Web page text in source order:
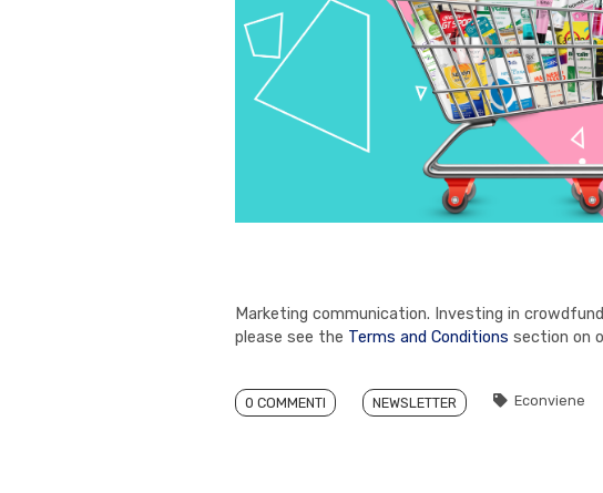
Marketing communication. Investing in
please see the Terms and Conditions section on
0 COMMENTI NEWSLETTER Econviene